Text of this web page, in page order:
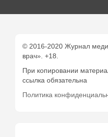
© 2016-2020 Журнал
врач». +18.
При копировании
ссылка обязательна
Политика